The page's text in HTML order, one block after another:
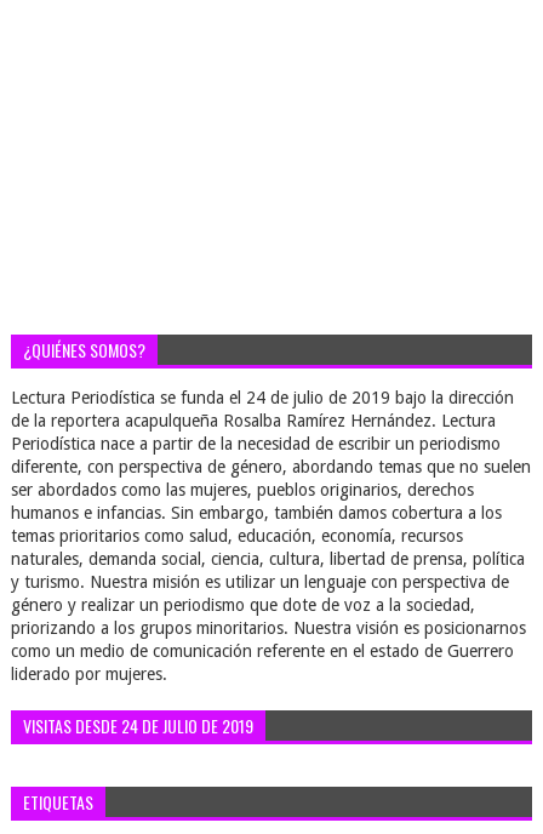
¿QUIÉNES SOMOS?
Lectura Periodística se funda el 24 de julio de 2019 bajo la dirección
de la reportera acapulqueña Rosalba Ramírez Hernández. Lectura
Periodística nace a partir de la necesidad de escribir un periodismo
diferente, con perspectiva de género, abordando temas que no suelen
ser abordados como las mujeres, pueblos originarios, derechos
humanos e infancias. Sin embargo, también damos cobertura a los
temas prioritarios como salud, educación, economía, recursos
naturales, demanda social, ciencia, cultura, libertad de prensa, política
y turismo. Nuestra misión es utilizar un lenguaje con perspectiva de
género y realizar un periodismo que dote de voz a la sociedad,
priorizando a los grupos minoritarios. Nuestra visión es posicionarnos
como un medio de comunicación referente en el estado de Guerrero
liderado por mujeres.
VISITAS DESDE 24 DE JULIO DE 2019
ETIQUETAS